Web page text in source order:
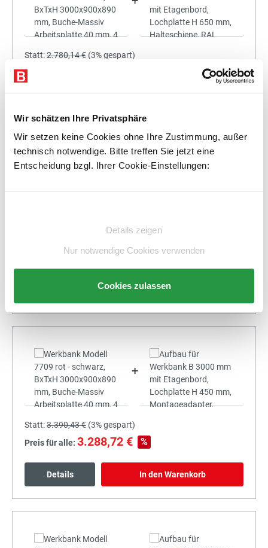
Wir schätzen Ihre Privatsphäre
Wir setzen keine Cookies ohne Ihre Zustimmung, außer
technisch notwendige. Bitte treffen Sie jetzt eine
Entscheidung bzgl. Ihrer Cookie-Einstellungen:
Details zeigen
Nur notwendige Cookies verwenden
Cookies zulassen
Statt:2.780,14 € (3%gespart)
Preis für alle:
3.012,68 € %
In den Warenkorb
+
Statt:3.390,43 € (3%gespart)
Preis für alle: 3.288,72 € %
Details In den Warenkorb